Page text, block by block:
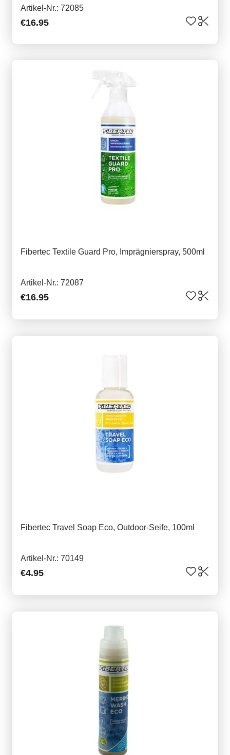
Artikel-Nr.: 72085
€16.95
Fibertec Textile Guard Pro, Imprägnierspray, 500ml
Artikel-Nr.: 72087
€16.95
Fibertec Travel Soap Eco, Outdoor-Seife, 100ml
Artikel-Nr.: 70149
€4.95